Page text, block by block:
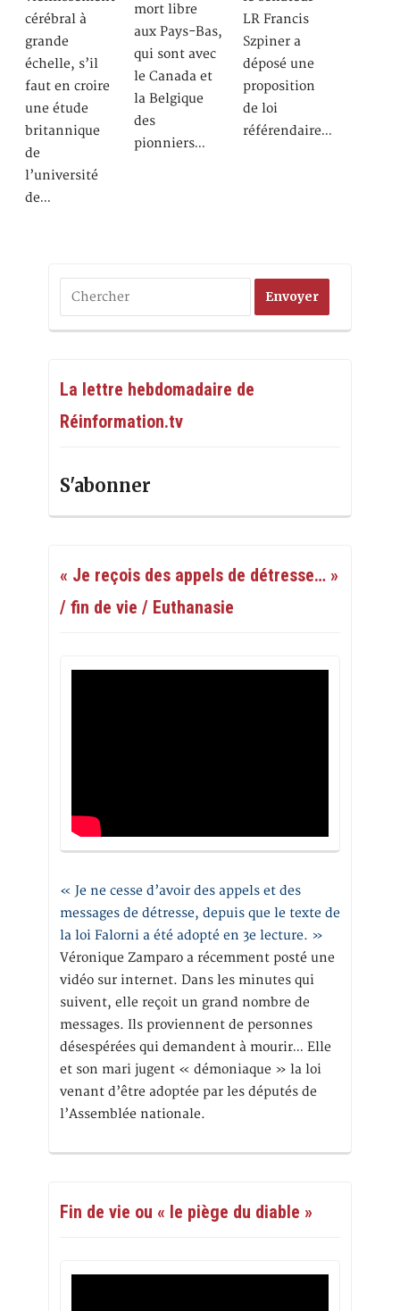
cérébral à
grande
échelle, s’il
faut en croire
une étude
britannique
de
l’université
de…
mort libre
aux Pays-Bas,
qui sont avec
le Canada et
la Belgique
des
pionniers…
LR Francis
Szpiner a
déposé une
proposition
de loi
référendaire…
La lettre hebdomadaire de
Réinformation.tv
S'abonner
« Je reçois des appels de détresse… »
/ fin de vie / Euthanasie
« Je ne cesse d’avoir des appels et des
messages de détresse, depuis que le texte de
la loi Falorni a été adopté en 3e lecture. »
Véronique Zamparo a récemment posté une
vidéo sur internet. Dans les minutes qui
suivent, elle reçoit un grand nombre de
messages. Ils proviennent de personnes
désespérées qui demandent à mourir… Elle
et son mari jugent « démoniaque » la loi
venant d’être adoptée par les députés de
l’Assemblée nationale.
Fin de vie ou « le piège du diable »